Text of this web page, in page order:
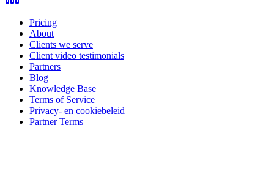
Pricing
About
Clients we serve
Client video testimonials
Partners
Blog
Knowledge Base
Terms of Service
Privacy- en cookiebeleid
Partner Terms